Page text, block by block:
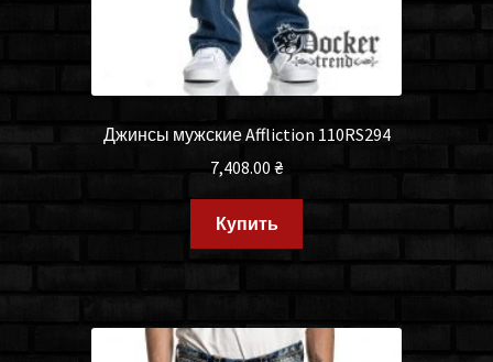
Джинсы мужские Affliction 110RS294
7,408.00 ₴
Купить